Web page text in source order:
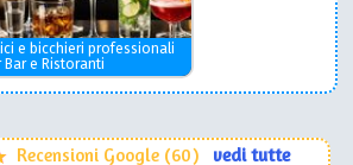
e bicchieri professionali
Bar e Ristoranti
Recensioni Google (60) vedi tutte